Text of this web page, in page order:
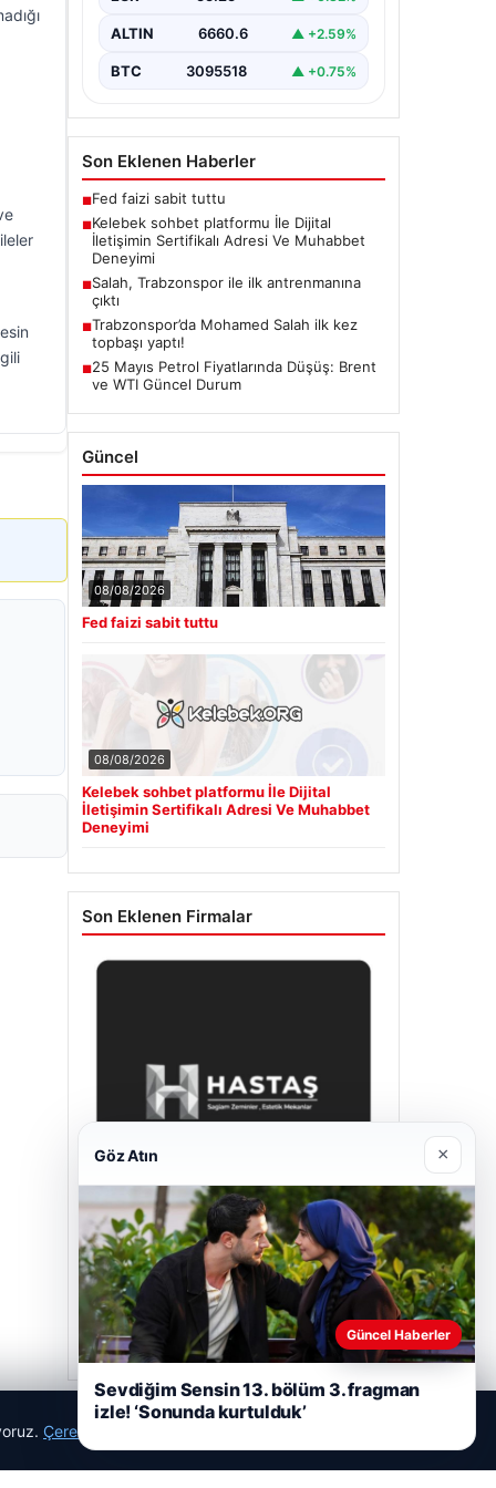
tarzda iletişim kurması büyük bir
ALTIN 6660.6 ▲ +2.59%
BTC 3095518 ▲ +0.75%
Son Eklenen Haberler
■Fed faizi sabit tuttu
■Kelebek sohbet platformu İle Dijital
İletişimin Sertifikalı Adresi Ve Muhabbet
Deneyimi
■Salah, Trabzonspor ile ilk antrenmanına
çıktı
■Trabzonspor’da Mohamed Salah ilk kez
topbaşı yaptı!
■25 Mayıs Petrol Fiyatlarında Düşüş: Brent
ve WTI Güncel Durum
Güncel
08/08/2026
Fed faizi sabit tuttu
08/08/2026
Kelebek sohbet platformu İle Dijital
İletişimin Sertifikalı Adresi Ve Muhabbet
Deneyimi
Son Eklenen Firmalar
Hastaş Beton
26/05/2026
Çerez Politikamız
Göz Atın ×
Güncel Haberler
Sevdiğim Sensin 13. bölüm 3. fragman
izle! ‘Sonunda kurtulduk’